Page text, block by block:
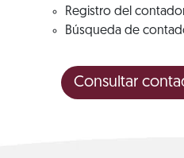
Registro del
Búsqueda de
Consultar